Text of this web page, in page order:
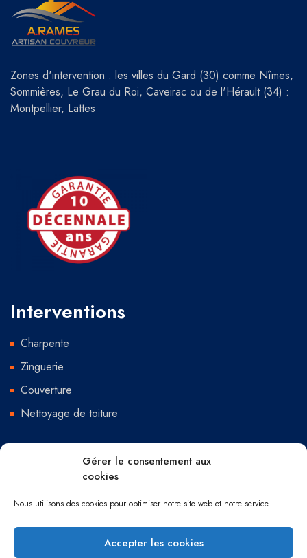
Gérer le consentement aux
cookies
Nous utilisons des cookies pour optimiser notre site web et notre service.
Accepter les cookies
Zones d'intervention : les villes du Gard (30) comme Nîmes,
Sommières, Le Grau du Roi, Caveirac ou de l'Hérault (34) :
Montpellier, Lattes
Interventions
Charpente
Zinguerie
Couverture
Nettoyage de toiture
Me contacter
30900 Nîmes